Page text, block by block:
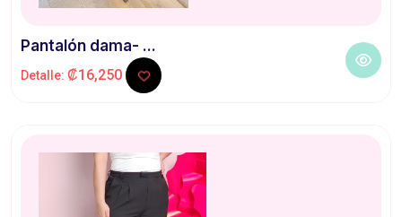
Pantalón dama- ...
Detalle: ₡16,250